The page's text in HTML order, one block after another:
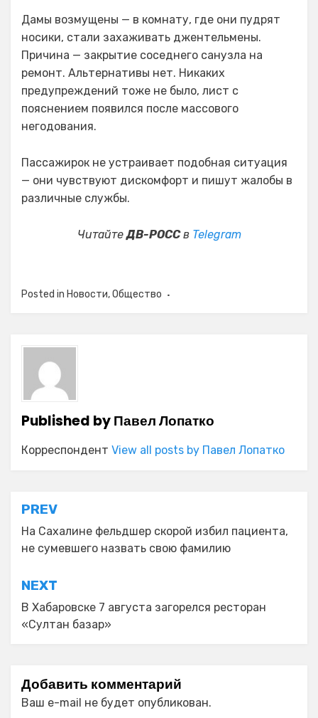
Дамы возмущены — в комнату, где они пудрят
носики, стали захаживать джентельмены.
Причина — закрытие соседнего санузла на
ремонт. Альтернативы нет. Никаких
предупреждений тоже не было, лист с
пояснением появился после массового
негодования.
Пассажирок не устраивает подобная ситуация
— они чувствуют дискомфорт и пишут жалобы в
различные службы.
ЧитайтеДВ-РОССв Telegram
Posted in Новости,Общество
Published byПавел Лопатко
Корреспондент View all posts by Павел Лопатко
Навигация
по
записям
PREV
На Сахалине фельдшер скорой избил пациента,
не сумевшего назвать свою фамилию
NEXT
В Хабаровске 7 августа загорелся ресторан
«Султан базар»
Добавить комментарий
Ваш e-mail не будет опубликован.